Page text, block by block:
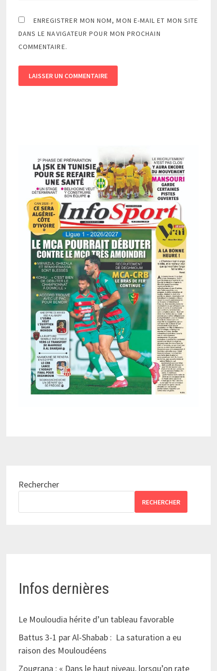
ENREGISTRER MON NOM, MON E-MAIL ET MON SITE
DANS LE NAVIGATEUR POUR MON PROCHAIN
COMMENTAIRE.
Rechercher
RECHERCHER
Infos dernières
Le Mouloudia hérite d’un tableau favorable
Battus 3-1 par Al-Shabab : La saturation a eu
raison des Mouloudéens
Zougrana : « Dans le haut niveau, lorsqu’on rate